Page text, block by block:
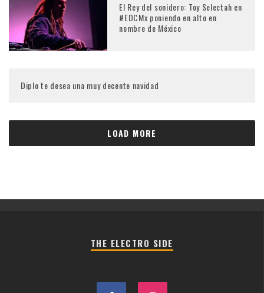
El Rey del sonidero: Toy Selectah en
#EDCMx poniendo en alto en
nombre de México
Diplo te desea una muy decente navidad
LOAD MORE
THE ELECTRO SIDE